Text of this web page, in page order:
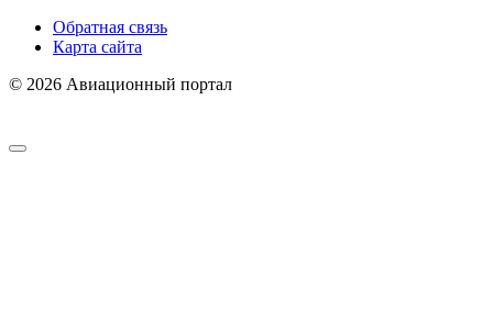
Обратная связь
Карта сайта
© 2026 Авиационный портал